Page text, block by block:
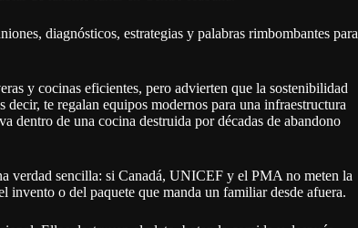
diagnósticos, estrategias y palabras rimbombantes para
y cocinas eficientes, pero advierten que la sostenibilidad
te regalan equipos modernos para una infraestructura
dentro de una cocina destruida por décadas de abandono
verdad sencilla: si Canadá, UNICEF y el PMA no meten la
invento o del paquete que manda un familiar desde afuera.